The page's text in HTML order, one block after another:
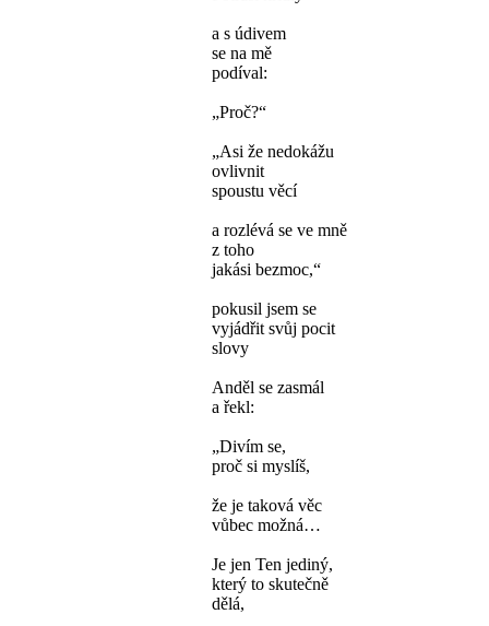
a s údivem
se na mě
podíval:
„Proč?“
„Asi že nedokážu
ovlivnit
spoustu věcí
a rozlévá se ve mně
z toho
jakási bezmoc,“
pokusil jsem se
vyjádřit svůj pocit
slovy
Anděl se zasmál
a řekl:
„Divím se,
proč si myslíš,
že je taková věc
vůbec možná…
Je jen Ten jediný,
který to skutečně
dělá,